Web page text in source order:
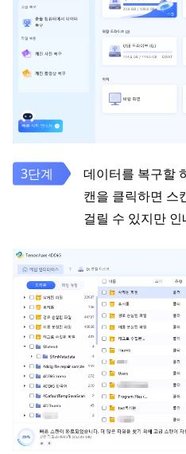
데이터를 복구할
캔을 클릭하면 스
걸릴 수 있지만